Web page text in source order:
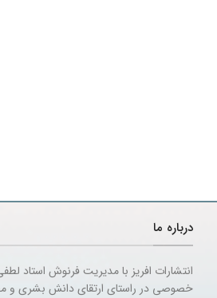
درباره ما
انتشارات افریز با مدیریت فرنوش استاد
خصوصی در راستای ارتقای دانش بشری و